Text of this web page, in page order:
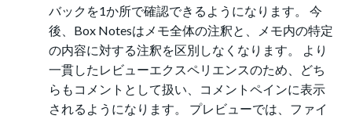
バックを1か所で確認できるようになります。 今
後、Box Notesはメモ全体の注釈と、メモ内の特定
の内容に対する注釈を区別しなくなります。 より
一貫したレビューエクスペリエンスのため、どち
らもコメントとして扱い、コメントペインに表示
されるようになります。 プレビューでは、ファイ